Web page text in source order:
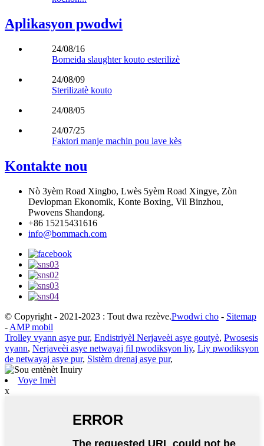
Aplikasyon pwodwi
24/08/16
Bomeida slaughter kouto esterilizè
24/08/09
Sterilizatè kouto
24/08/05
24/07/25
Faktori manje machin pou lave kès
Kontakte nou
Nò 3yèm Road Xingbo, Lwès 5yèm Road Xingye, Zòn
Devlopman Ekonomik, Konte Boxing, Vil Binzhou,
Pwovens Shandong.
+86 15215431616
info@bommach.com
© Copyright - 2021-2023 : Tout dwa rezève.Pwodwi cho - Sitemap
- AMP mobil
Trolley vyann asye pur, Endistriyèl Nerjaveèi asye goutyè, Pwosesis
vyann, Nerjaveèi asye netwayaj fil pwodiksyon liy, Liy pwodiksyon
de netwayaj asye pur, Sistèm drenaj asye pur,
Voye Imèl
x